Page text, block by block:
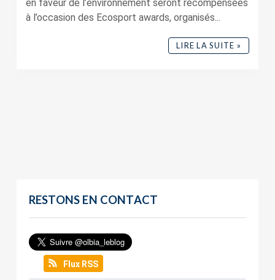
en faveur de l’environnement seront récompensées
à l’occasion des Ecosport awards, organisés...
LIRE LA SUITE »
RESTONS EN CONTACT
Flux RSS